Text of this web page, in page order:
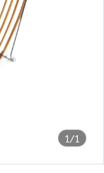
1/1